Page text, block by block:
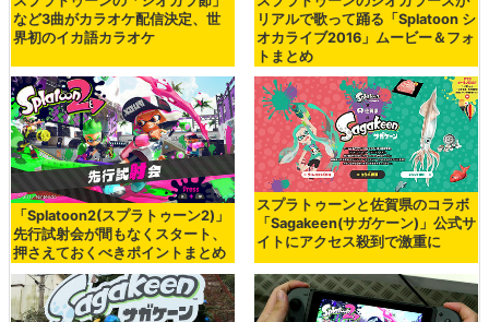
など3曲がカラオケ配信決定、世
界初のイカ語カラオケ
リアルで歌って踊る「Splatoon シ
オカライブ2016」ムービー＆フォ
トまとめ
「Splatoon2(スプラトゥーン2)」
先行試射会が間もなくスタート、
押さえておくべきポイントまとめ
スプラトゥーンと佐賀県のコラボ
「Sagakeen(サガケーン)」公式サ
イトにアクセス殺到で激重に